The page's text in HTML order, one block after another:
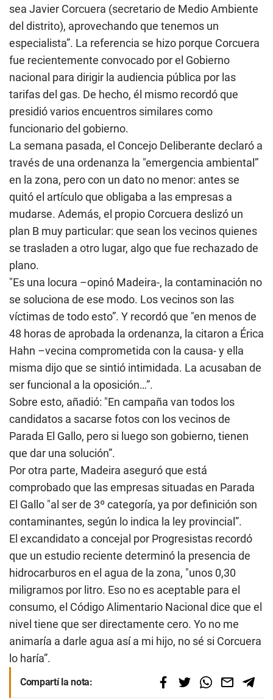
sea Javier Corcuera (secretario de Medio Ambiente
del distrito), aprovechando que tenemos un
especialista”. La referencia se hizo porque Corcuera
fue recientemente convocado por el Gobierno
nacional para dirigir la audiencia pública por las
tarifas del gas. De hecho, él mismo recordó que
presidió varios encuentros similares como
funcionario del gobierno.
La semana pasada, el Concejo Deliberante declaró a
través de una ordenanza la "emergencia ambiental”
en la zona, pero con un dato no menor: antes se
quitó el artículo que obligaba a las empresas a
mudarse. Además, el propio Corcuera deslizó un
plan B muy particular: que sean los vecinos quienes
se trasladen a otro lugar, algo que fue rechazado de
plano.
"Es una locura –opinó Madeira-, la contaminación no
se soluciona de ese modo. Los vecinos son las
víctimas de todo esto”. Y recordó que "en menos de
48 horas de aprobada la ordenanza, la citaron a Érica
Hahn –vecina comprometida con la causa- y ella
misma dijo que se sintió intimidada. La acusaban de
ser funcional a la oposición…”.
Sobre esto, añadió: "En campaña van todos los
candidatos a sacarse fotos con los vecinos de
Parada El Gallo, pero si luego son gobierno, tienen
que dar una solución”.
Por otra parte, Madeira aseguró que está
comprobado que las empresas situadas en Parada
El Gallo "al ser de 3º categoría, ya por definición son
contaminantes, según lo indica la ley provincial”.
El excandidato a concejal por Progresistas recordó
que un estudio reciente determinó la presencia de
hidrocarburos en el agua de la zona, "unos 0,30
miligramos por litro. Eso no es aceptable para el
consumo, el Código Alimentario Nacional dice que el
nivel tiene que ser directamente cero. Yo no me
animaría a darle agua así a mi hijo, no sé si Corcuera
lo haría”.
Compartí la nota: